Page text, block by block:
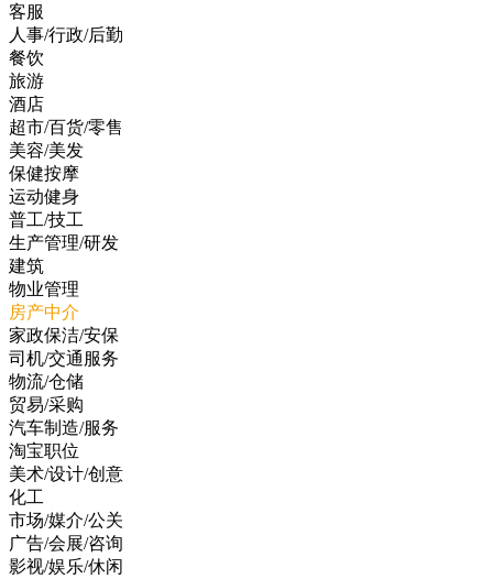
客服
人事/行政/后勤
餐饮
旅游
酒店
超市/百货/零售
美容/美发
保健按摩
运动健身
普工/技工
生产管理/研发
建筑
物业管理
房产中介
家政保洁/安保
司机/交通服务
物流/仓储
贸易/采购
汽车制造/服务
淘宝职位
美术/设计/创意
化工
市场/媒介/公关
广告/会展/咨询
影视/娱乐/休闲